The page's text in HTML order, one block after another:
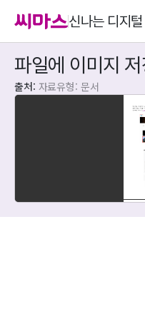
신나는 디지
파일에 이미지
출처: 자료유형: 문서